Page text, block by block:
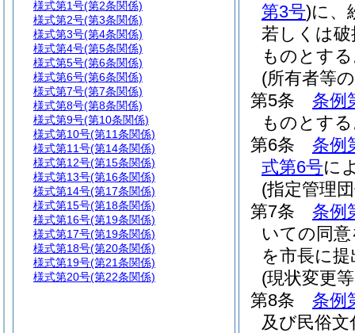
第3号)に、
若しくは
ものとす
(所有者等
第5条
条例
ものとす
第6条
条例
式第6号に
(指定管理
第7条
条例
いての同
を市長に
(現状変更
第8条
条例
及び民俗
様式第1号(第2条関係)
様式第2号(第3条関係)
様式第3号(第4条関係)
様式第4号(第5条関係)
様式第5号(第6条関係)
様式第6号(第6条関係)
様式第7号(第7条関係)
様式第8号(第8条関係)
様式第9号(第10条関係)
様式第10号(第11条関係)
様式第11号(第14条関係)
様式第12号(第15条関係)
様式第13号(第16条関係)
様式第14号(第17条関係)
様式第15号(第18条関係)
様式第16号(第19条関係)
様式第17号(第19条関係)
様式第18号(第20条関係)
様式第19号(第21条関係)
様式第20号(第22条関係)